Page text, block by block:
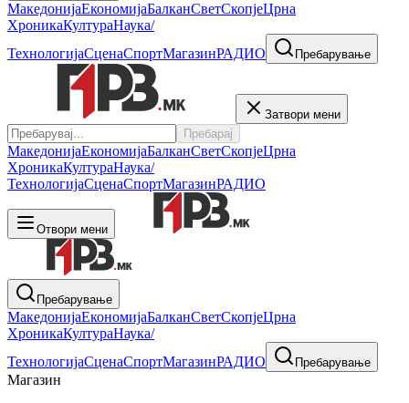
МакедонијаЕкономијаБалканСветСкопјеЦрна
ХроникаКултураНаука/
ТехнологијаСценаСпортМагазинРАДИО Пребарување
Затвори мени
Пребарај
МакедонијаЕкономијаБалканСветСкопјеЦрна
ХроникаКултураНаука/
ТехнологијаСценаСпортМагазинРАДИО
Отвори мени
Пребарување
МакедонијаЕкономијаБалканСветСкопјеЦрна
ХроникаКултураНаука/
ТехнологијаСценаСпортМагазинРАДИО Пребарување
Магазин